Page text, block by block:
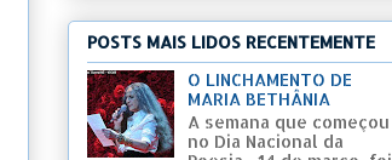
POSTS MAIS LIDOS RECENTEMENTE
O LINCHAMENTO DE
MARIA BETHÂNIA
A semana que começou
no Dia Nacional da